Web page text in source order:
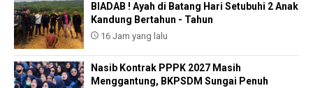
BIADAB ! Ayah di Batang Hari Setubuhi 2 Anak
Kandung Bertahun - Tahun
16 Jam yang lalu
Nasib Kontrak PPPK 2027 Masih
Menggantung, BKPSDM Sungai Penuh